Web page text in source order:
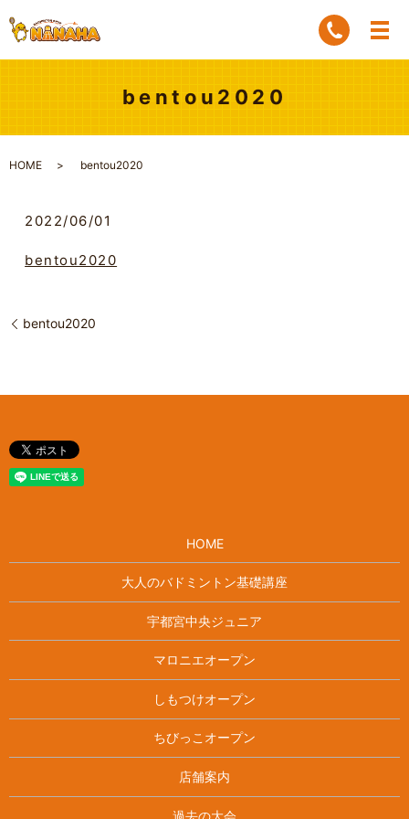
bentou2020
HOME bentou2020
2022/06/01
bentou2020
bentou2020
HOME
大人のバドミントン基礎講座
宇都宮中央ジュニア
マロニエオープン
しもつけオープン
ちびっこオープン
店舗案内
過去の大会